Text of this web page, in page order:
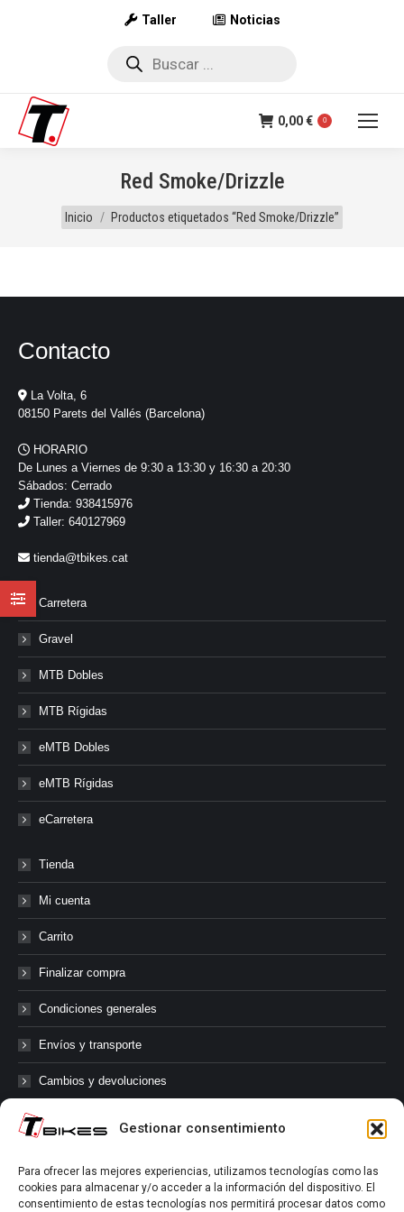
Gestionar consentimiento
Para ofrecer las mejores experiencias, utilizamos tecnologías como las
cookies para almacenar y/o acceder a la información del dispositivo. El
consentimiento de estas tecnologías nos permitirá procesar datos como
Taller Noticias
Búsqueda
0,00€ 0
Red Smoke/Drizzle
Estás aquí:
Inicio Productos etiquetados “Red Smoke/Drizzle”
Contacto
La Volta, 6
08150 Parets del Vallés (Barcelona)
HORARIO
De Lunes a Viernes de 9:30 a 13:30 y 16:30 a 20:30
Sábados: Cerrado
Tienda: 938415976
Taller: 640127969
tienda@tbikes.cat
Carretera
Gravel
MTB Dobles
MTB Rígidas
eMTB Dobles
eMTB Rígidas
eCarretera
Tienda
Mi cuenta
Carrito
Finalizar compra
Condiciones generales
Envíos y transporte
Cambios y devoluciones
@tbikes.cat #tbikes
Síguenos en las redes sociales de Tbikes, mantente informado de